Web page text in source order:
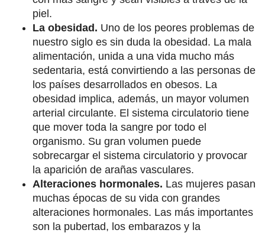
piel.
La obesidad. Uno de los peores problemas de
nuestro siglo es sin duda la obesidad. La mala
alimentación, unida a una vida mucho más
sedentaria, está convirtiendo a las personas de
los países desarrollados en obesos. La
obesidad implica, además, un mayor volumen
arterial circulante. El sistema circulatorio tiene
que mover toda la sangre por todo el
organismo. Su gran volumen puede
sobrecargar el sistema circulatorio y provocar
la aparición de arañas vasculares.
Alteraciones hormonales. Las mujeres pasan
muchas épocas de su vida con grandes
alteraciones hormonales. Las más importantes
son la pubertad, los embarazos y la